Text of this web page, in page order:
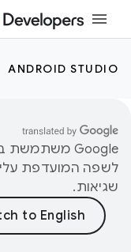
ANDROID STUDIO
לשפה המועדפת
שגיאות.